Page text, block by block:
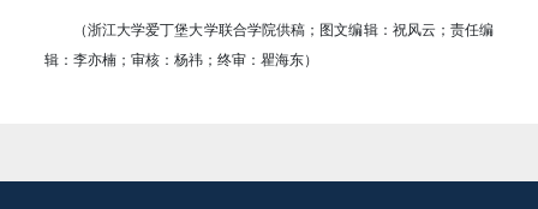
（浙江大学爱丁堡大学联合学院供稿；图文编辑：祝风云；责任编
辑：李亦楠；审核：杨祎；终审：瞿海东）